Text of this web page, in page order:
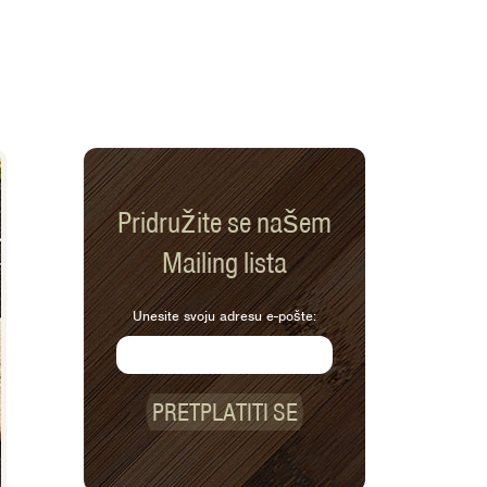
Pridružite se našem
Mailing lista
Unesite svoju adresu e-pošte:
PRETPLATITI SE